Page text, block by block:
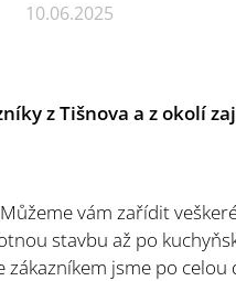
10.06.2025
z Tišnova a z okolí
vám zařídit
stavbu až po
jsme po